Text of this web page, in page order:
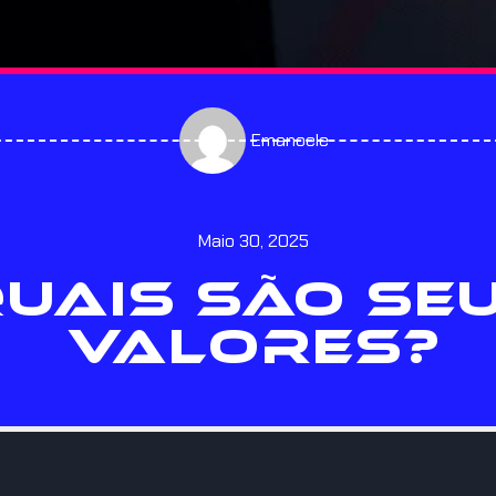
Emanoele
Maio 30, 2025
SÃO
VALORES?